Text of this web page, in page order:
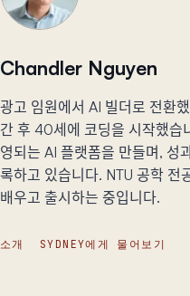
Chandler Nguyen
광고 임원에서 AI 빌더로 전환
간 후 40세에 코딩을 시작했습
영되는 AI 플랫폼을 만들며, 성
록하고 있습니다. NTU 공학
배우고 출시하는 중입니다.
소개 SYDNEY에게 물어보기